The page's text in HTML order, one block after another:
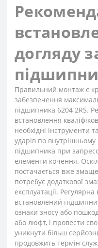
догляду
Правильний монтаж є
забезпечення
підшипника 6204 2RS.
встановлення
необхідні інструменти
ударів по
підшипника при
елементи кочення.
постачається вже
потребує додаткової
експлуатації.
встановлений
ознаки зносу або
або люфт, і провести
уникнути більш
продовжить термін